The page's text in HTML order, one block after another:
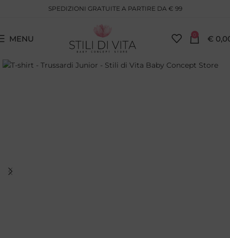
SPEDIZIONI GRATUITE A PARTIRE DA € 99
MENU 0 €